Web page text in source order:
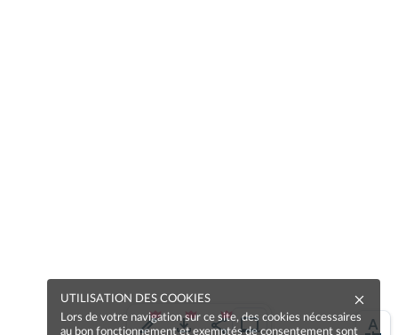
UTILISATION DES COOKIES
Lors de votre navigation sur ce site, des cookies nécessaires
au bon fonctionnement et exemptés de consentement sont